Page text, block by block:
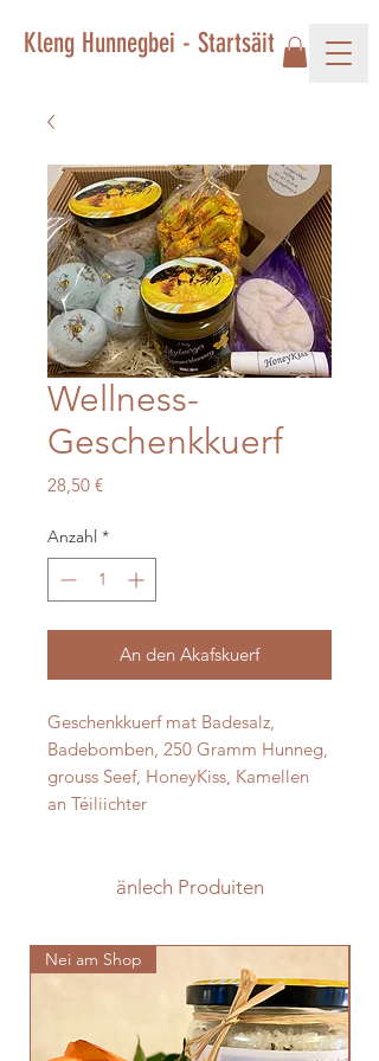
Kleng Hunnegbei - Startsäit
Wellness-
Geschenkkuerf
28,50 €Preis
Anzahl *
An den Akafskuerf
Geschenkkuerf mat Badesalz,
Badebomben, 250 Gramm Hunneg,
grouss Seef, HoneyKiss, Kamellen
an Téiliichter
änlech Produiten
Nei am Shop